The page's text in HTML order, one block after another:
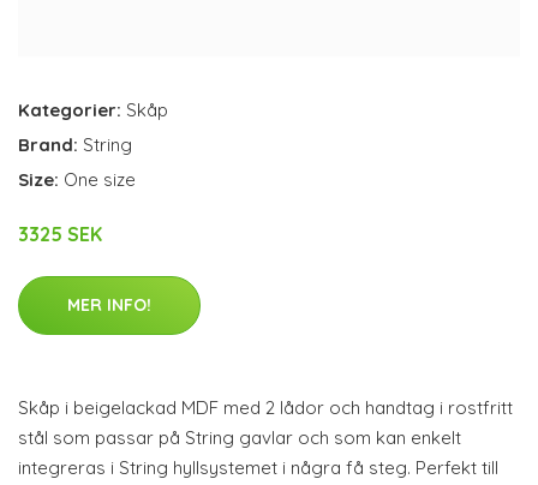
Kategorier: Skåp
Brand: String
Size: One size
3325 SEK
MER INFO!
Skåp i beigelackad MDF med 2 lådor och handtag i rostfritt
stål som passar på String gavlar och som kan enkelt
integreras i String hyllsystemet i några få steg. Perfekt till